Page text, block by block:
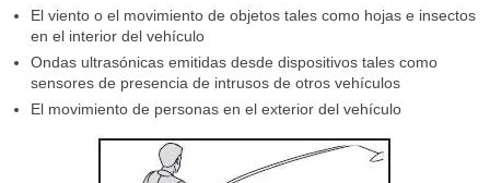
El viento o el movimiento de objetos tales como hojas e insectos
en el interior del vehículo
Ondas ultrasónicas emitidas desde dispositivos tales como
sensores de presencia de intrusos de otros vehículos
El movimiento de personas en el exterior del vehículo